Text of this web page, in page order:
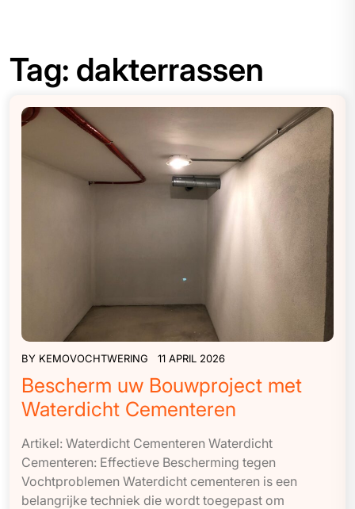
Tag: dakterrassen
BY KEMOVOCHTWERING 11 APRIL 2026
Bescherm uw Bouwproject met
Waterdicht Cementeren
Artikel: Waterdicht Cementeren Waterdicht
Cementeren: Effectieve Bescherming tegen
Vochtproblemen Waterdicht cementeren is een
belangrijke techniek die wordt toegepast om